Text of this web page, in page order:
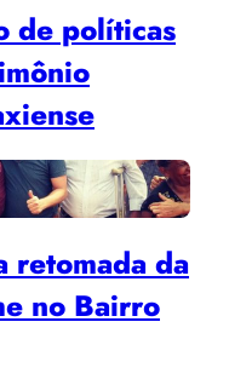
de políticas
retomada da
no Bairro